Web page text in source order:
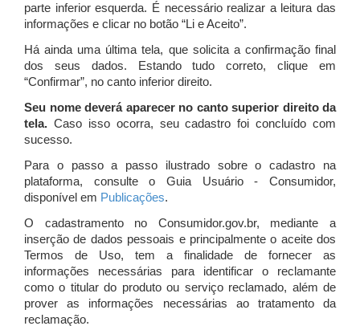
parte inferior esquerda. É necessário realizar a leitura das
informações e clicar no botão “Li e Aceito”.
Há ainda uma última tela, que solicita a confirmação final
dos seus dados. Estando tudo correto, clique em
“Confirmar”, no canto inferior direito.
Seu nome deverá aparecer no canto superior direito da
tela. Caso isso ocorra, seu cadastro foi concluído com
sucesso.
Para o passo a passo ilustrado sobre o cadastro na
plataforma, consulte o Guia Usuário - Consumidor,
disponível em Publicações.
O cadastramento no Consumidor.gov.br, mediante a
inserção de dados pessoais e principalmente o aceite dos
Termos de Uso, tem a finalidade de fornecer as
informações necessárias para identificar o reclamante
como o titular do produto ou serviço reclamado, além de
prover as informações necessárias ao tratamento da
reclamação.